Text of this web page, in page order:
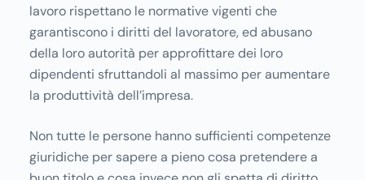
lavoro rispettano le normative vigenti che
garantiscono i diritti del lavoratore, ed abusano
della loro autorità per approfittare dei loro
dipendenti sfruttandoli al massimo per aumentare
la produttività dell’impresa.
Non tutte le persone hanno sufficienti competenze
giuridiche per sapere a pieno cosa pretendere a